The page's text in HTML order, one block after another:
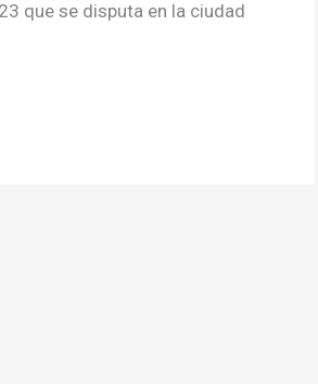
que se disputa en la ciudad